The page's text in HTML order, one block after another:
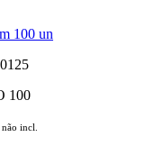
100 un
100
incl.